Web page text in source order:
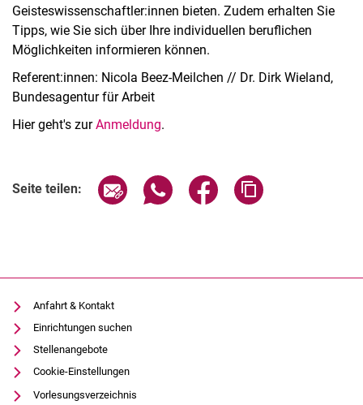
Geisteswissenschaftler:innen bieten. Zudem erhalten Sie
Tipps, wie Sie sich über Ihre individuellen beruflichen
Möglichkeiten informieren können.
Referent:innen: Nicola Beez-Meilchen // Dr. Dirk Wieland,
Bundesagentur für Arbeit
Hier geht's zurAnmeldung.
Seite teilen: Seite über E-Mail teilen
Seite über WhatsApp teilen
Seite über Facebook
Anfahrt & Kontakt
Einrichtungen suchen
Stellenangebote
Cookie-Einstellungen
Vorlesungsverzeichnis